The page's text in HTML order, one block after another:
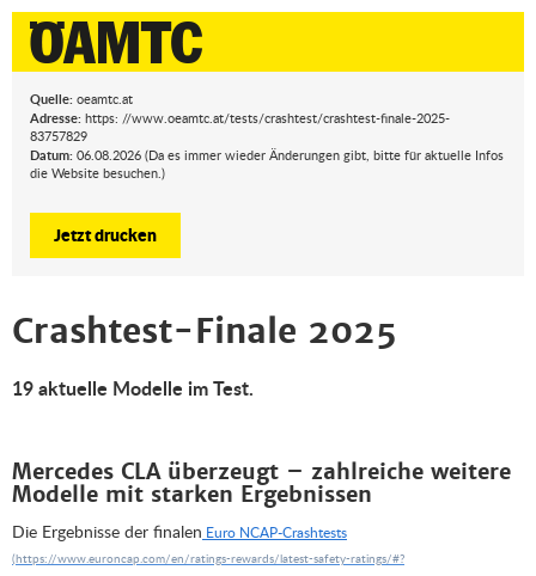
Quelle: oeamtc.at
Adresse: https: //www.oeamtc.at/tests/crashtest/crashtest-finale-2025-
83757829
Datum: 06.08.2026 (Da es immer wieder Änderungen gibt, bitte für aktuelle Infos
die Website besuchen.)
Jetzt drucken
Crashtest-Finale 2025
19 aktuelle Modelle im Test.
Mercedes CLA überzeugt – zahlreiche weitere
Modelle mit starken Ergebnissen
Die Ergebnisse der finalen Euro NCAP-Crashtests